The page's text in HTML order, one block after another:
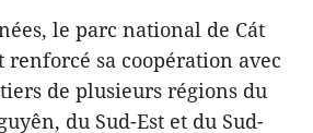
le parc national de Cát
renforcé sa coopération avec
de plusieurs régions du
du Sud-Est et du Sud-